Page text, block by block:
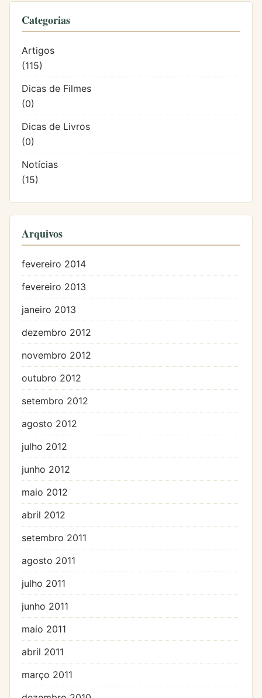
Categorias
Artigos
(115)
Dicas de Filmes
(0)
Dicas de Livros
(0)
Notícias
(15)
Arquivos
fevereiro 2014
fevereiro 2013
janeiro 2013
dezembro 2012
novembro 2012
outubro 2012
setembro 2012
agosto 2012
julho 2012
junho 2012
maio 2012
abril 2012
setembro 2011
agosto 2011
julho 2011
junho 2011
maio 2011
abril 2011
março 2011